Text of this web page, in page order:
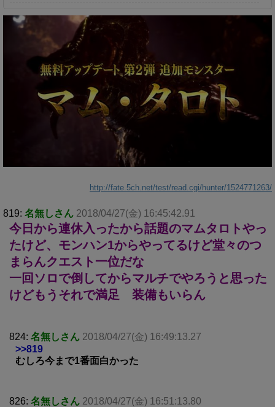
http://fate.5ch.net/test/read.cgi/hunter/1524771263/
819: 名無しさん 2018/04/27(金) 16:45:42.91
今日から連休入ったから話題のマムタロトやっ
たけど、モンハン1からやってるけど堂々のつ
まらんクエスト一位だな
一回ソロで倒してからマルチでやろうと思った
けどもうそれで満足 装備もいらん
824: 名無しさん 2018/04/27(金) 16:49:13.27
>>819
むしろ今まで1番面白かった
826: 名無しさん 2018/04/27(金) 16:51:13.80